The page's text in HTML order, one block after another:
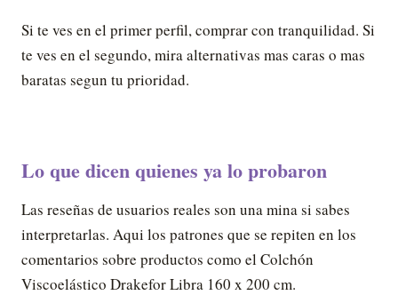
Si te ves en el primer perfil, comprar con tranquilidad. Si
te ves en el segundo, mira alternativas mas caras o mas
baratas segun tu prioridad.
Lo que dicen quienes ya lo probaron
Las reseñas de usuarios reales son una mina si sabes
interpretarlas. Aqui los patrones que se repiten en los
comentarios sobre productos como el Colchón
Viscoelástico Drakefor Libra 160 x 200 cm.